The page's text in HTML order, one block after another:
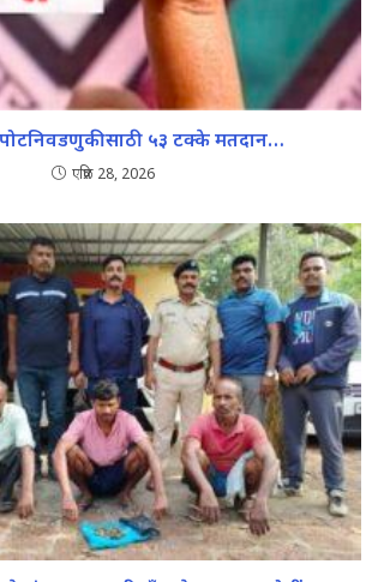
पोटनिवडणुकीसाठी ५३ टक्के मतदान…
एप्रिल 28, 2026